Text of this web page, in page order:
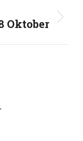
Oktober